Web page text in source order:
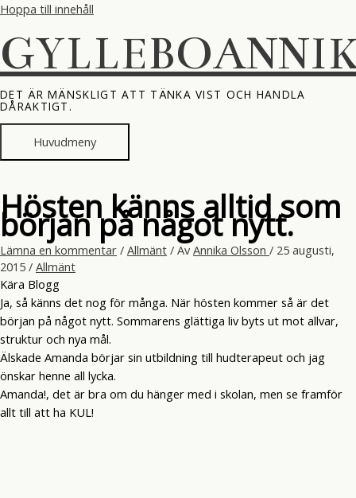
Hoppa till innehåll
DET ÄR MÄNSKLIGT ATT TÄNKA VIST OCH HANDLA
DÅRAKTIGT.
Huvudmeny
Hösten känns alltid som
början på något nytt.
Lämna en kommentar / Allmänt / Av Annika Olsson / 25 augusti,
2015 / Allmänt
Kära Blogg
Ja, så känns det nog för många. När hösten kommer så är det
början på något nytt. Sommarens glättiga liv byts ut mot allvar,
struktur och nya mål.
Älskade Amanda börjar sin utbildning till hudterapeut och jag
önskar henne all lycka.
Amanda!, det är bra om du hänger med i skolan, men se framför
allt till att ha KUL!